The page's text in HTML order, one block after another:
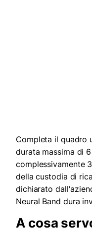
Completa il quadro
durata massima di
complessivamente
della custodia di
dichiarato
Neural Band dura
A cosa